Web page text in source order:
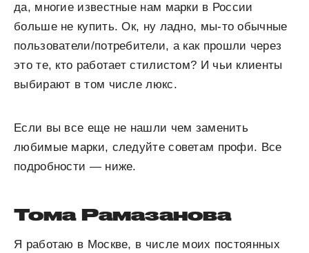
да, многие известные нам марки в России
больше не купить. Ок, ну ладно, мы-то обычные
пользователи/потребители, а как прошли через
это те, кто работает стилистом? И чьи клиенты
выбирают в том числе люкс.
Если вы все еще не нашли чем заменить
любимые марки, следуйте советам профи. Все
подробности — ниже.
Тома Рамазанова
Я работаю в Москве, в числе моих постоянных